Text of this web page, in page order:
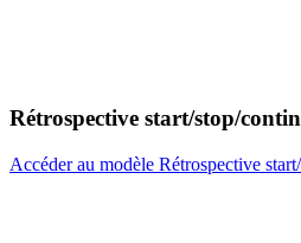
Rétrospective start/stop/
Accéder au modèle Rétrospective